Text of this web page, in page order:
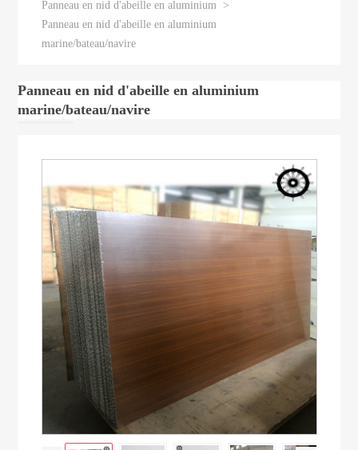
Panneau en nid d'abeille en aluminium >
Panneau en nid d'abeille en aluminium
marine/bateau/navire
Panneau en nid d'abeille en aluminium
marine/bateau/navire